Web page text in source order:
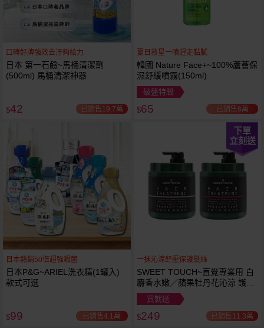
口碑好牌強效去汙夠給力
日本 第一石鹼~馬桶清潔劑
(500ml) 馬桶清潔神器
$42 已銷售19.7萬
夏日救星一噴趕走黏膩
韓國 Nature Face+~100%蘆薈保
濕舒緩噴霧(150ml)
破盤特殺
$65 已銷售6萬
日本熱銷50倍超強殺菌
日本P&G~ARIEL洗衣精(1罐入)
款式可選
$99 已銷售4.1萬
下單
立刻送
一抹沁涼舒壓保護髮絲
SWEET TOUCH~直覺專業用 白
麝香水嫩／蘋果牡丹花沁涼 護髮
膜(1000ml) 款式可選 全新包裝
買就送
$249 已銷售11.3萬